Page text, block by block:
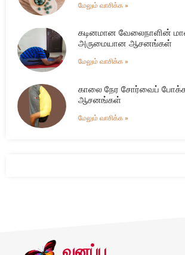
மேலும் வாசிக்க »
கடினமான வேலைநாளின்
அருமையான ஆசனங்கள்
மேலும் வாசிக்க »
காலை நேர சோர்வைப் போக்க
ஆசனங்கள்
மேலும் வாசிக்க »